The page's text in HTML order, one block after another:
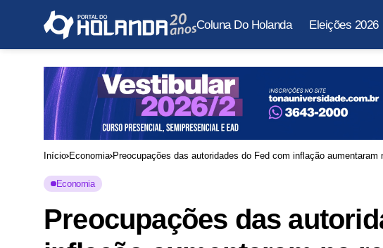
Coluna Do Holanda Eleições 2026
Início Economia Preocupações das autoridades do Fed com inflação
Economia
Preocupações das